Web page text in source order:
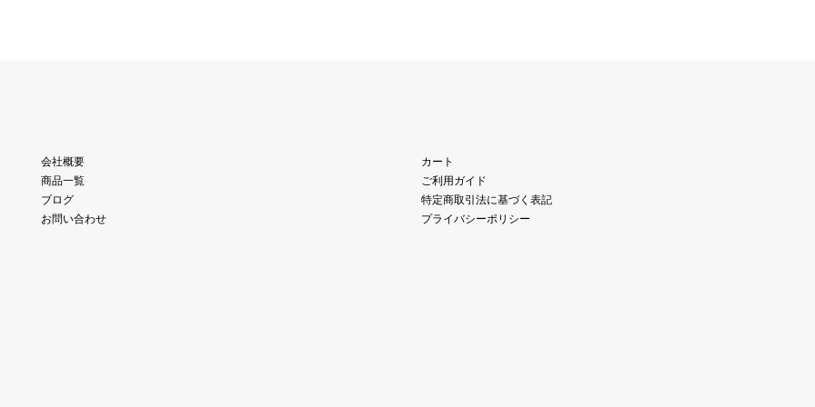
会社概要
商品一覧
ブログ
お問い合わせ
カート
ご利用ガイド
特定商取引法に基づく表記
プライバシーポリシー